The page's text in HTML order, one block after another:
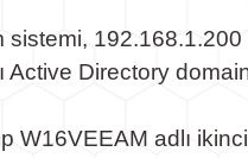
192.168.1.200
Active Directory
adlı